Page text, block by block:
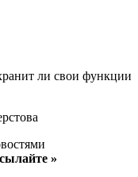
ли свои функции
»